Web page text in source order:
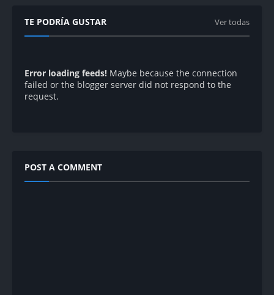
TE PODRÍA GUSTAR Ver todas
Error loading feeds! Maybe because the connection
failed or the blogger server did not respond to the
request.
POST A COMMENT